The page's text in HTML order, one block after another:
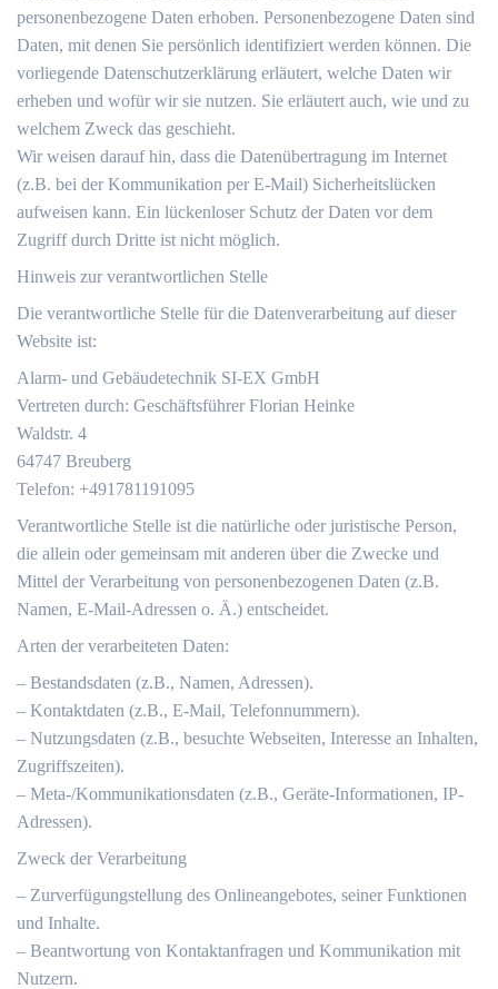
personenbezogene Daten erhoben. Personenbezogene Daten sind
Daten, mit denen Sie persönlich identifiziert werden können. Die
vorliegende Datenschutzerklärung erläutert, welche Daten wir
erheben und wofür wir sie nutzen. Sie erläutert auch, wie und zu
welchem Zweck das geschieht.
Wir weisen darauf hin, dass die Datenübertragung im Internet
(z.B. bei der Kommunikation per E-Mail) Sicherheitslücken
aufweisen kann. Ein lückenloser Schutz der Daten vor dem
Zugriff durch Dritte ist nicht möglich.
Hinweis zur verantwortlichen Stelle
Die verantwortliche Stelle für die Datenverarbeitung auf dieser
Website ist:
Alarm- und Gebäudetechnik SI-EX GmbH
Vertreten durch: Geschäftsführer Florian Heinke
Waldstr. 4
64747 Breuberg
Telefon: +491781191095
Verantwortliche Stelle ist die natürliche oder juristische Person,
die allein oder gemeinsam mit anderen über die Zwecke und
Mittel der Verarbeitung von personenbezogenen Daten (z.B.
Namen, E-Mail-Adressen o. Ä.) entscheidet.
Arten der verarbeiteten Daten:
– Bestandsdaten (z.B., Namen, Adressen).
– Kontaktdaten (z.B., E-Mail, Telefonnummern).
– Nutzungsdaten (z.B., besuchte Webseiten, Interesse an Inhalten,
Zugriffszeiten).
– Meta-/Kommunikationsdaten (z.B., Geräte-Informationen, IP-
Adressen).
Zweck der Verarbeitung
– Zurverfügungstellung des Onlineangebotes, seiner Funktionen
und Inhalte.
– Beantwortung von Kontaktanfragen und Kommunikation mit
Nutzern.